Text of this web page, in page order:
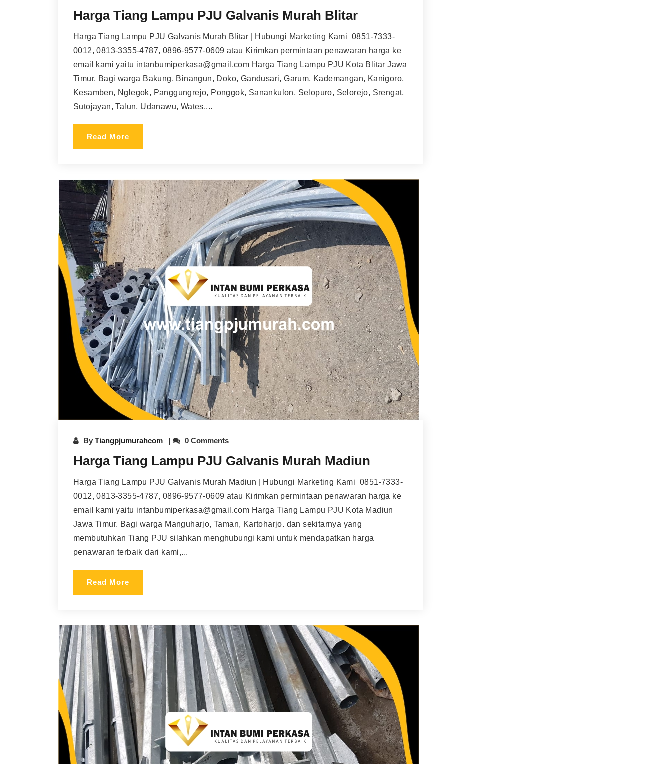
Harga Tiang Lampu PJU Galvanis Murah Blitar
Harga Tiang Lampu PJU Galvanis Murah Blitar | Hubungi Marketing Kami 0851-7333-
0012, 0813-3355-4787, 0896-9577-0609 atau Kirimkan permintaan penawaran harga ke
email kami yaitu intanbumiperkasa@gmail.com Harga Tiang Lampu PJU Kota Blitar Jawa
Timur. Bagi warga Bakung, Binangun, Doko, Gandusari, Garum, Kademangan, Kanigoro,
Kesamben, Nglegok, Panggungrejo, Ponggok, Sanankulon, Selopuro, Selorejo, Srengat,
Sutojayan, Talun, Udanawu, Wates,...
Read More
By Tiangpjumurahcom 0 Comments
Harga Tiang Lampu PJU Galvanis Murah Madiun
Harga Tiang Lampu PJU Galvanis Murah Madiun | Hubungi Marketing Kami 0851-7333-
0012, 0813-3355-4787, 0896-9577-0609 atau Kirimkan permintaan penawaran harga ke
email kami yaitu intanbumiperkasa@gmail.com Harga Tiang Lampu PJU Kota Madiun
Jawa Timur. Bagi warga Manguharjo, Taman, Kartoharjo. dan sekitarnya yang
membutuhkan Tiang PJU silahkan menghubungi kami untuk mendapatkan harga
penawaran terbaik dari kami,...
Read More